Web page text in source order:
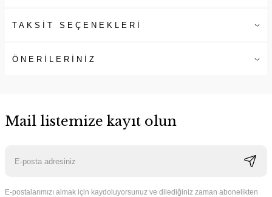
TAKSİT SEÇENEKLERİ
ÖNERİLERİNİZ
Mail listemize kayıt olun
E-postalarımızı almak için kaydoluyorsunuz ve dilediğiniz zaman abonelikten